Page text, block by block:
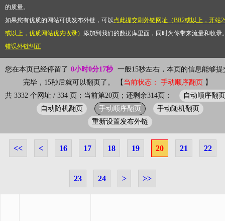
的质量。
如果您有优质的网站可供发布外链，可以点此提交刷外链网址（BR2或以上，开站
或以上，优质网站优先收录） 添加到我们的数据库里面，同时为你带来流量和收录
错误外链纠正
您在本页已经停留了 0小时0分17秒 一般15秒左右，本页的信息能够提
完毕，15秒后就可以翻页了。 【 当前状态： 手动顺序翻页 】
共 3332 个网址 / 334 页；当前第20页；还剩余314页；
自动顺序翻页
自动随机翻页
手动顺序翻页
手动随机翻页
重新设置发布外链
<< < 16 17 18 19 20 21 22
23 24 > >>